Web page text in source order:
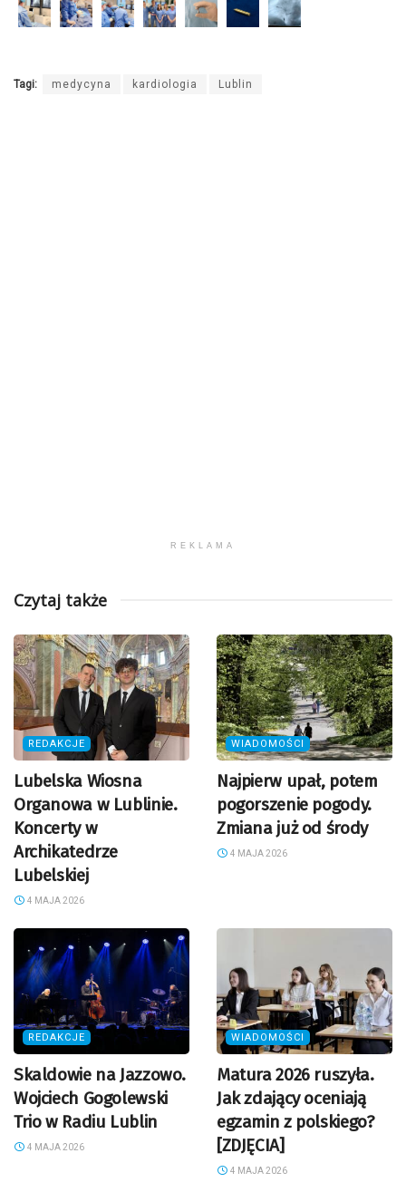
Tagi: medycyna kardiologia Lublin
REKLAMA
Czytaj także
REDAKCJE
Lubelska Wiosna
Organowa w Lublinie.
Koncerty w
Archikatedrze
Lubelskiej
4 MAJA 2026
WIADOMOŚCI
Najpierw upał, potem
pogorszenie pogody.
Zmiana już od środy
4 MAJA 2026
REDAKCJE
Skaldowie na Jazzowo.
Wojciech Gogolewski
Trio w Radiu Lublin
4 MAJA 2026
WIADOMOŚCI
Matura 2026 ruszyła.
Jak zdający oceniają
egzamin z polskiego?
[ZDJĘCIA]
4 MAJA 2026